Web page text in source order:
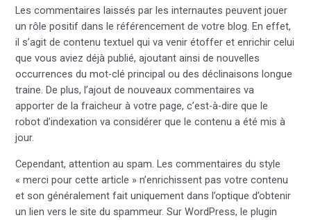
Les commentaires laissés par les internautes peuvent jouer
un rôle positif dans le référencement de votre blog. En effet,
il s’agit de contenu textuel qui va venir étoffer et enrichir celui
que vous aviez déjà publié, ajoutant ainsi de nouvelles
occurrences du mot-clé principal ou des déclinaisons longue
traine. De plus, l’ajout de nouveaux commentaires va
apporter de la fraicheur à votre page, c’est-à-dire que le
robot d’indexation va considérer que le contenu a été mis à
jour.
Cependant, attention au spam. Les commentaires du style
« merci pour cette article » n’enrichissent pas votre contenu
et son généralement fait uniquement dans l’optique d’obtenir
un lien vers le site du spammeur. Sur WordPress, le plugin